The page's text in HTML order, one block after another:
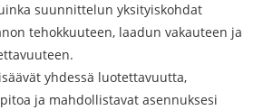
suunnittelun yksityiskohdat
tehokkuuteen, laadun vakauteen ja
yhdessä luotettavuutta,
ja mahdollistavat asennuksesi